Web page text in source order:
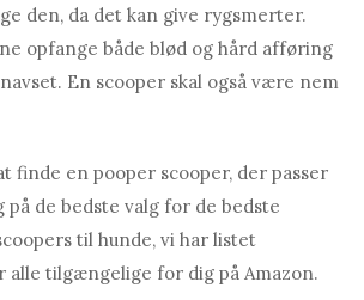
den, da det kan give rygsmerter.
opfange både blød og hård afføring
En scooper skal også være nem
finde en pooper scooper, der passer
på de bedste valg for de bedste
til hunde, vi har listet
alle tilgængelige for dig på Amazon.